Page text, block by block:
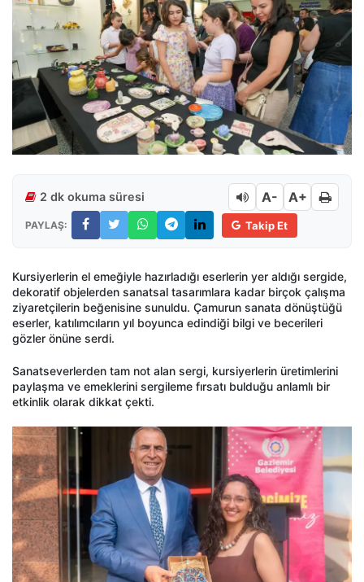
2 dk okuma süresi A- A+
PAYLAŞ: Takip Et
Kursiyerlerin el emeğiyle hazırladığı eserlerin yer aldığı sergide,
dekoratif objelerden sanatsal tasarımlara kadar birçok çalışma
ziyaretçilerin beğenisine sunuldu. Çamurun sanata dönüştüğü
eserler, katılımcıların yıl boyunca edindiği bilgi ve becerileri
gözler önüne serdi.
Sanatseverlerden tam not alan sergi, kursiyerlerin üretimlerini
paylaşma ve emeklerini sergileme fırsatı bulduğu anlamlı bir
etkinlik olarak dikkat çekti.